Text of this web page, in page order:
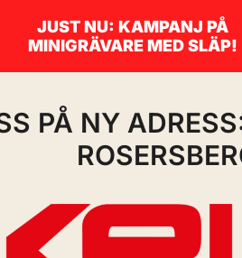
JUST NU: KAMPANJ PÅ
MINIGRÄVARE MED SLÄP!
PÅ NY